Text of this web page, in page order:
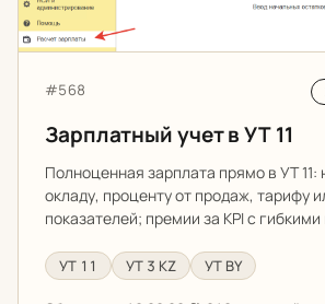
Артикул:
#568
Зарплатный учет в УТ 11
Полноценная зарплата прямо в УТ 11:
окладу, проценту от продаж, тарифу
показателей; премии за KPI с гибкими
УТ 11 УТ 3 KZ УТ BY